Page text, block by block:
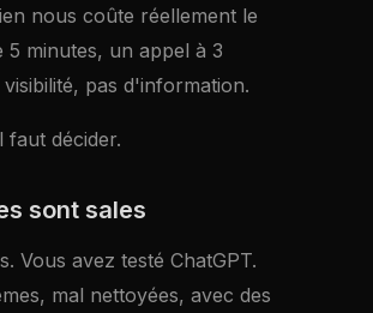
nous coûte réellement le
minutes, un appel à 3
pas d'information.
faut décider.
sont sales
Vous avez testé ChatGPT.
mal nettoyées, avec des